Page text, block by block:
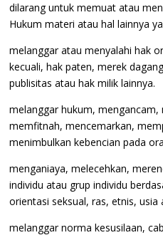
dilarang untuk memuat atau
Hukum materi atau hal lainnya
melanggar atau menyalahi hak
kecuali, hak paten, merek
publisitas atau hak milik lainnya.
melanggar hukum, mengancam,
memfitnah, mencemarkan,
menimbulkan kebencian pada
menganiaya, melecehkan,
individu atau grup individu
orientasi seksual, ras, etnis, usia
melanggar norma kesusilaan,